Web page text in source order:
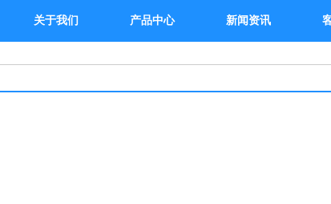
关于我们 产品中心 新闻资讯